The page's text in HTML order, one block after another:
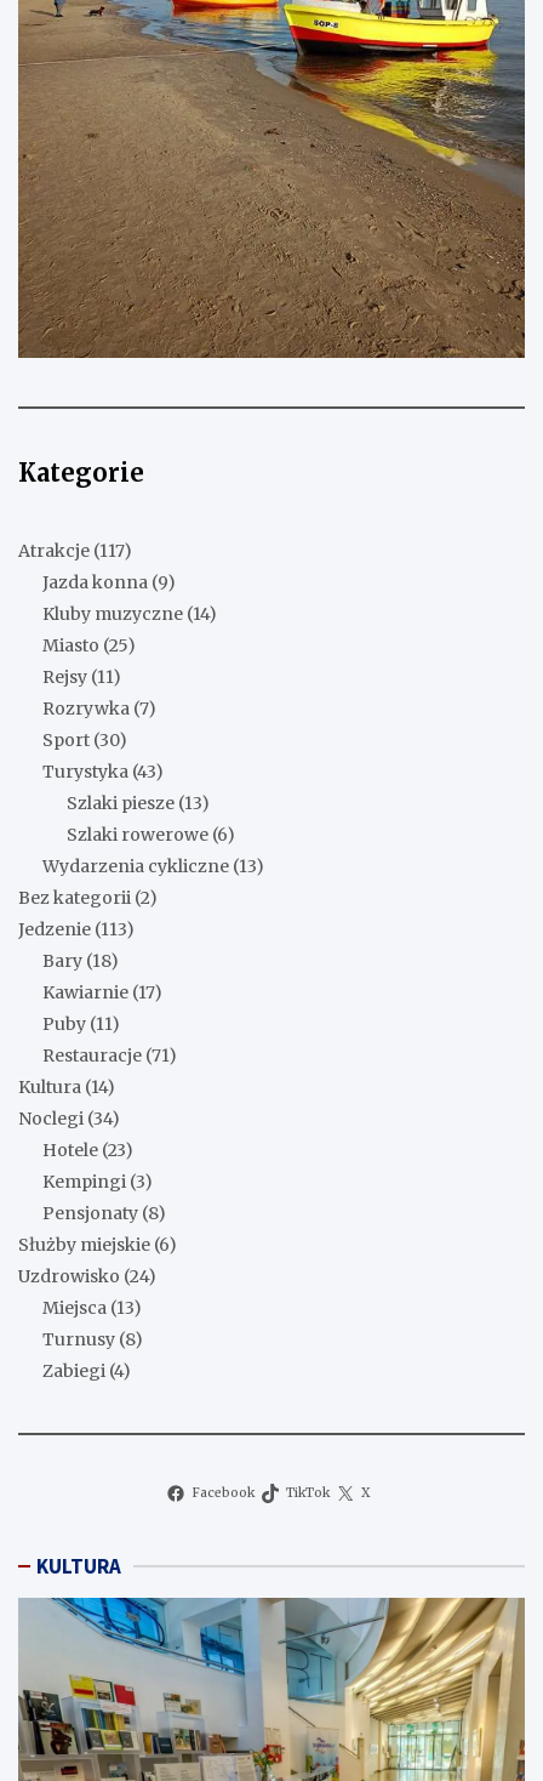
Kategorie
Atrakcje (117)
Jazda konna (9)
Kluby muzyczne (14)
Miasto (25)
Rejsy (11)
Rozrywka (7)
Sport (30)
Turystyka (43)
Szlaki piesze (13)
Szlaki rowerowe (6)
Wydarzenia cykliczne (13)
Bez kategorii (2)
Jedzenie (113)
Bary (18)
Kawiarnie (17)
Puby (11)
Restauracje (71)
Kultura (14)
Noclegi (34)
Hotele (23)
Kempingi (3)
Pensjonaty (8)
Służby miejskie (6)
Uzdrowisko (24)
Miejsca (13)
Turnusy (8)
Zabiegi (4)
Facebook TikTok X
KULTURA